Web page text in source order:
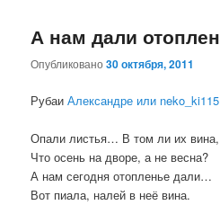
А нам дали
Опубликовано30 октября, 2011
РубаиАлександре или neko_ki115
Опали листья… В том ли их вина,
Что осень на дворе, а не весна?
А нам сегодня отопленье дали…
Вот пиала, налей в неё вина.